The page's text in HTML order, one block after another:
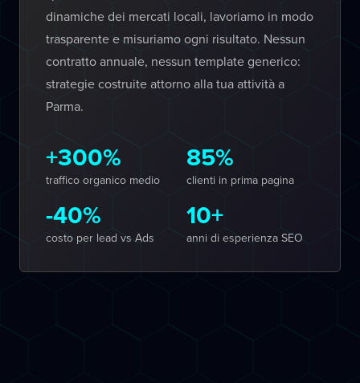
dinamiche dei mercati locali, lavoriamo in modo
trasparente e misuriamo ogni risultato. Nessun
contratto annuale, nessun template generico:
strategie costruite attorno alla tua attività a
Parma.
+300%
traffico organico medio
85%
clienti in prima pagina
-40%
costo per lead vs Ads
10+
anni di esperienza SEO